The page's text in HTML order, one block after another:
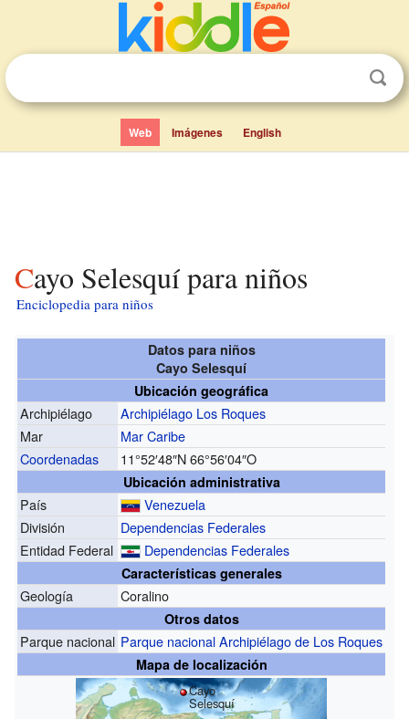
Web Imágenes English
Cayo Selesquí para niños
Enciclopedia para niños
Datos para niños
Cayo Selesquí
Ubicación geográfica
Archipiélago
Archipiélago Los Roques
Mar
Mar Caribe
Coordenadas
11°52′48″N66°56′04″O
Ubicación administrativa
País
Venezuela
División
Dependencias Federales
Entidad Federal
Dependencias Federales
Características generales
Geología Coralino
Otros datos
Parque nacional Parque nacional Archipiélago de Los Roques
Mapa de localización
Cayo
Selesquí